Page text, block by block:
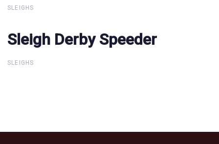
SLEIGHS
Sleigh Derby Speeder
Sleigh Derby Speeder
SLEIGHS